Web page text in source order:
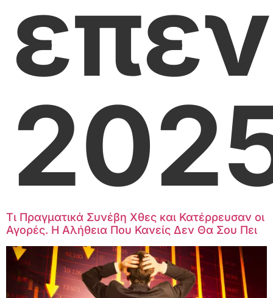
Τι Πραγματικά Συνέβη Χθες και Κατέρρευσαν οι
Αγορές. Η Αλήθεια Που Κανείς Δεν Θα Σου Πει